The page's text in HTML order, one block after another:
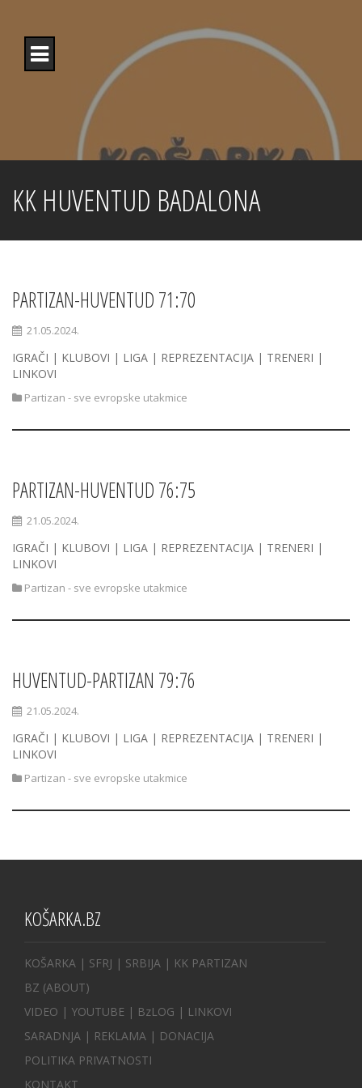
content
KK HUVENTUD BADALONA
PARTIZAN-HUVENTUD 71:70
21.05.2024.
IGRAČI | KLUBOVI | LIGA | REPREZENTACIJA | TRENERI |
LINKOVI
Partizan - sve evropske utakmice
PARTIZAN-HUVENTUD 76:75
21.05.2024.
IGRAČI | KLUBOVI | LIGA | REPREZENTACIJA | TRENERI |
LINKOVI
Partizan - sve evropske utakmice
HUVENTUD-PARTIZAN 79:76
21.05.2024.
IGRAČI | KLUBOVI | LIGA | REPREZENTACIJA | TRENERI |
LINKOVI
Partizan - sve evropske utakmice
KOŠARKA.BZ
KOŠARKA | SFRJ | SRBIJA | KK PARTIZAN
BZ (ABOUT)
VIDEO | YOUTUBE | BzLOG | LINKOVI
SARADNJA | REKLAMA | DONACIJA
POLITIKA PRIVATNOSTI
KONTAKT